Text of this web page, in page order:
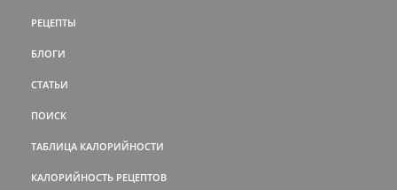
РЕЦЕПТЫ
БЛОГИ
СТАТЬИ
ПОИСК
ТАБЛИЦА КАЛОРИЙНОСТИ
КАЛОРИЙНОСТЬ РЕЦЕПТОВ